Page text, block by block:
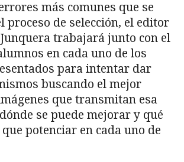
más comunes que se
proceso de selección, el editor
trabajará junto con el
en cada uno de los
para intentar dar
buscando el mejor
que transmitan esa
se puede mejorar y qué
potenciar en cada uno de